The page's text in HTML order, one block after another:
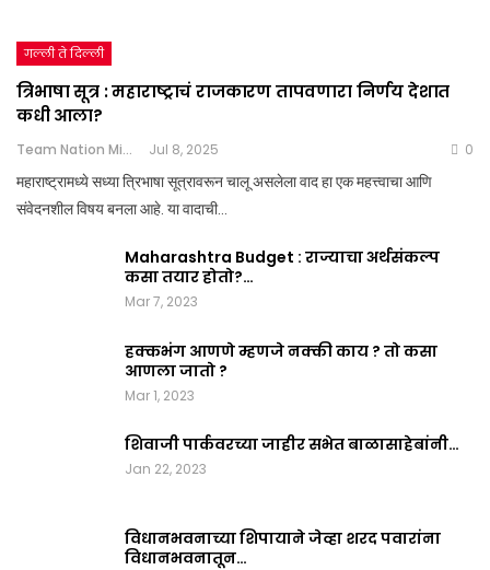
गल्ली ते दिल्ली
त्रिभाषा सूत्र : महाराष्ट्राचं राजकारण तापवणारा निर्णय देशात
कधी आला?
Team Nation Mic Jul 8, 2025 0
महाराष्ट्रामध्ये सध्या त्रिभाषा सूत्रावरून चालू असलेला वाद हा एक महत्त्वाचा आणि
संवेदनशील विषय बनला आहे. या वादाची…
Maharashtra Budget : राज्याचा अर्थसंकल्प
कसा तयार होतो?…
Mar 7, 2023
हक्कभंग आणणे म्हणजे नक्की काय ? तो कसा
आणला जातो ?
Mar 1, 2023
शिवाजी पार्कवरच्या जाहीर सभेत बाळासाहेबांनी…
Jan 22, 2023
विधानभवनाच्या शिपायाने जेव्हा शरद पवारांना
विधानभवनातून…